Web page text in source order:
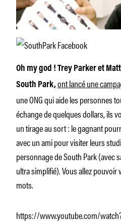
Oh my god ! Trey Parker et
South Park,ont lancé une
une ONG qui aide les personnes
échange de quelques dollars, ils
un tirage au sort : le gagnant
avec un ami pour visiter leurs
personnage de South Park (avec
ultra simplifié). Vous allez
mots.
https://www.youtube.com/